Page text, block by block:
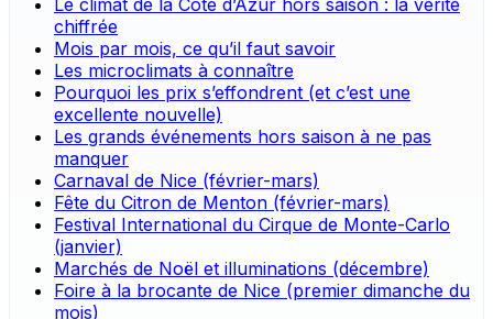
Le climat de la Côte d’Azur hors saison : la vérité
chiffrée
Mois par mois, ce qu’il faut savoir
Les microclimats à connaître
Pourquoi les prix s’effondrent (et c’est une
excellente nouvelle)
Les grands événements hors saison à ne pas
manquer
Carnaval de Nice (février-mars)
Fête du Citron de Menton (février-mars)
Festival International du Cirque de Monte-Carlo
(janvier)
Marchés de Noël et illuminations (décembre)
Foire à la brocante de Nice (premier dimanche du
mois)